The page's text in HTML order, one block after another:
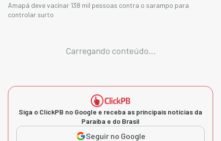
Amapá deve vacinar 138 mil pessoas contra o sarampo para
controlar surto
Carregando conteúdo...
Siga o ClickPB no Google e receba as principais notícias da
Paraíba e do Brasil
Seguir no Google